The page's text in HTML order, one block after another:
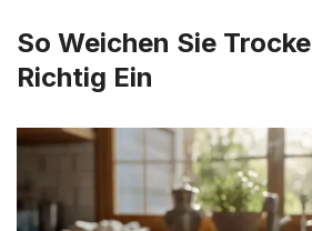
So Weichen Sie
Richtig Ein